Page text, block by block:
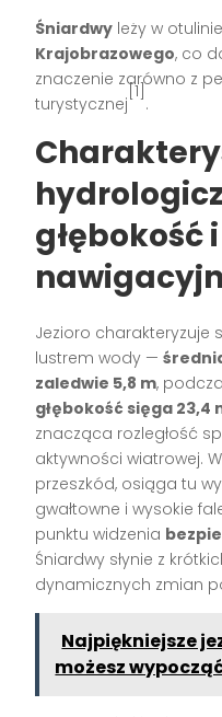
Śniardwy leży w otulinie
Krajobrazowego, co
znaczenie zarówno z
turystycznej
[1]
.
głębokość
Jezioro charakteryzuje
lustrem wody —
zaledwie 5,8 m,
głębokość sięga 23,4
znacząca rozległość
aktywności wiatrowej.
przeszkód, osiąga tu
gwałtowne i wysokie
punktu widzenia
Śniardwy słynie z
dynamicznych zmian
Najpiękniejsze
możesz